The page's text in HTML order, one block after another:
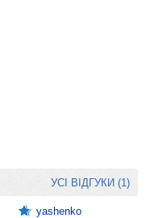
УСІ ВІДГУКИ (1)
yashenko